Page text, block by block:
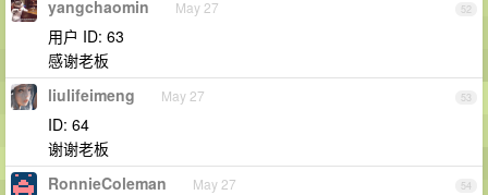
52
yangchaomin May 27
用户 ID: 63
感谢老板
53
liulifeimeng May 27
ID: 64
谢谢老板
54
RonnieColeman May 27